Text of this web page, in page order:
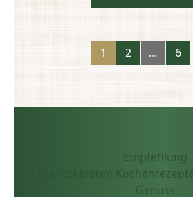
1 2 … 6
Empfehlung
Die leckersten
Genuss